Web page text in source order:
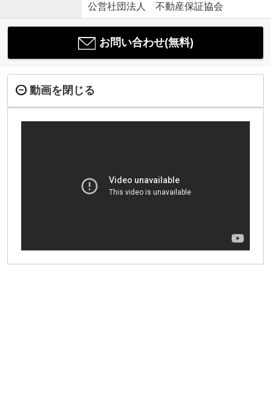
公営社団法人 不動産保証協会
お問い合わせ(無料)
動画を閉じる